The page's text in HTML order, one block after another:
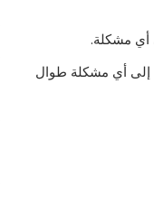
أي مشكلة.
إلى أي مشكلة طوال